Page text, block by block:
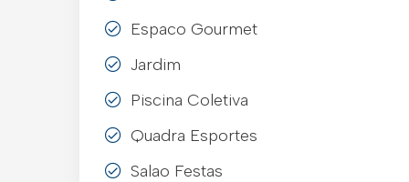
Espaco Gourmet
Jardim
Piscina Coletiva
Quadra Esportes
Salao Festas